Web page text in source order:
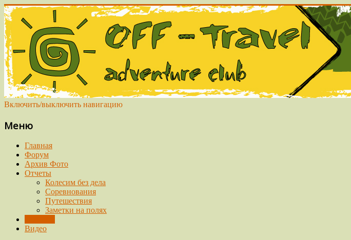
Включить/выключить навигацию
Меню
Главная
Форум
Архив Фото
Отчеты
Колесим без дела
Соревнования
Путешествия
Заметки на полях
Видео